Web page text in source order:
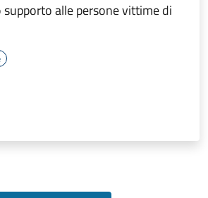
supporto alle persone vittime di